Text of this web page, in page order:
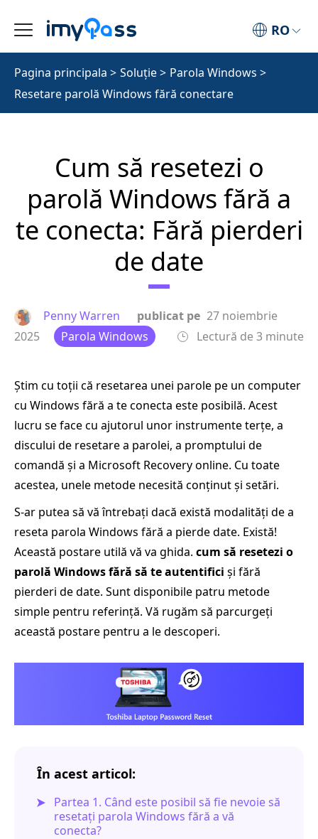
RO
Pagina principala > Soluţie> Parola Windows >
Resetare parolă Windows fără conectare
Cum să resetezi o
parolă Windows fără a
te conecta: Fără pierderi
de date
Penny Warren publicat pe 27 noiembrie
2025
Parola Windows Lectură de 3 minute
Știm cu toții că resetarea unei parole pe un computer
cu Windows fără a te conecta este posibilă. Acest
lucru se face cu ajutorul unor instrumente terțe, a
discului de resetare a parolei, a promptului de
comandă și a Microsoft Recovery online. Cu toate
acestea, unele metode necesită conținut și setări.
S-ar putea să vă întrebați dacă există modalități de a
reseta parola Windows fără a pierde date. Există!
Această postare utilă vă va ghida. cum să resetezi o
parolă Windows fără să te autentifici și fără
pierderi de date. Sunt disponibile patru metode
simple pentru referință. Vă rugăm să parcurgeți
această postare pentru a le descoperi.
În acest articol:
Partea 1. Când este posibil să fie nevoie să
resetați parola Windows fără a vă
conecta?